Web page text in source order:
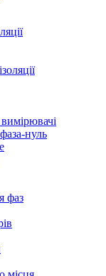
нуль
фаз